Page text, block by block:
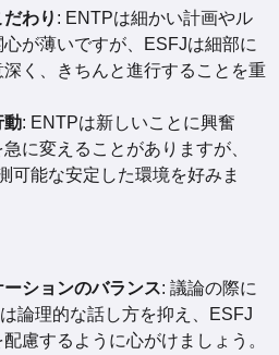
わり : ENTPは細かい計画やル
心が薄いですが、ESFJは細部に
深く、きちんと進行することを重
動: ENTPは新しいことに興奮
に変えることがありますが、
可能な安定した環境を好みま
ーションのバランス: 議論の際に
論理的な話し方を抑え、ESFJ
慮するように心がけましょう。